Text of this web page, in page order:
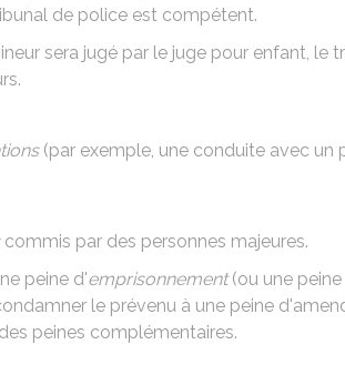
de police est compétent.
sera jugé par le juge pour enfant, le
.
(par exemple, une conduite avec un
commis par des personnes majeures.
peine d'emprisonnement(ou une peine
le prévenu à une peine
peines complémentaires.